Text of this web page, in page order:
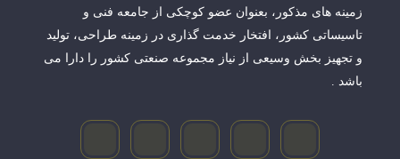
زمینه های مذکور، بعنوان عضو کوچکی از جامعه فنی و
تاسیساتی کشور، افتخار خدمت گذاری در زمینه طراحی، تولید
و تجهیز بخش وسیعی از نیاز مجموعه صنعتی کشور را دارا می
باشد .